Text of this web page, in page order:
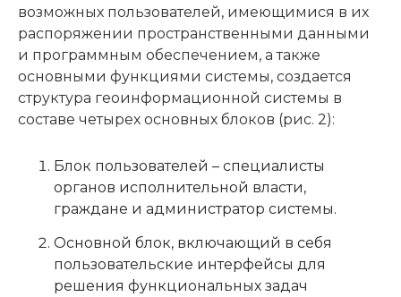
возможных пользователей, имеющимися в их
распоряжении пространственными данными
и программным обеспечением, а также
основными функциями системы, создается
структура геоинформационной системы в
составе четырех основных блоков (рис. 2):
Блок пользователей – специалисты
органов исполнительной власти,
граждане и администратор системы.
Основной блок, включающий в себя
пользовательские интерфейсы для
решения функциональных задач